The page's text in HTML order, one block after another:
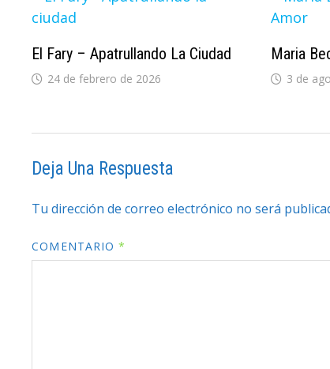
El Fary – Apatrullando La Ciudad
24 de febrero de 2026
Maria
3 de
Deja Una Respuesta
Tu dirección de correo electrónico no será
COMENTARIO*